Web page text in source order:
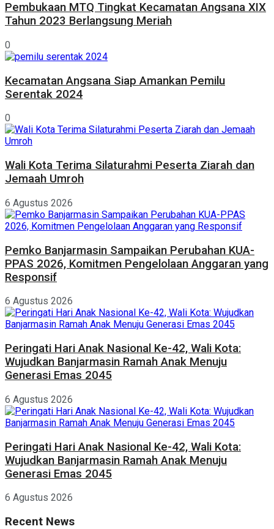
Pembukaan MTQ Tingkat Kecamatan Angsana XIX
Tahun 2023 Berlangsung Meriah
0
Kecamatan Angsana Siap Amankan Pemilu
Serentak 2024
0
Wali Kota Terima Silaturahmi Peserta Ziarah dan
Jemaah Umroh
6 Agustus 2026
Pemko Banjarmasin Sampaikan Perubahan KUA-
PPAS 2026, Komitmen Pengelolaan Anggaran yang
Responsif
6 Agustus 2026
Peringati Hari Anak Nasional Ke-42, Wali Kota:
Wujudkan Banjarmasin Ramah Anak Menuju
Generasi Emas 2045
6 Agustus 2026
Peringati Hari Anak Nasional Ke-42, Wali Kota:
Wujudkan Banjarmasin Ramah Anak Menuju
Generasi Emas 2045
6 Agustus 2026
Recent News